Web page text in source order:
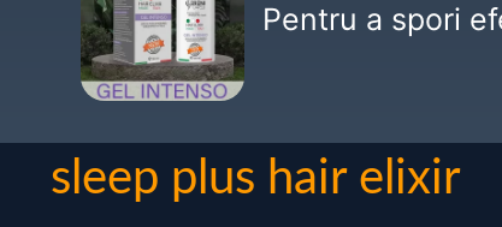
Pentru a spori
sleep plus hair elixir